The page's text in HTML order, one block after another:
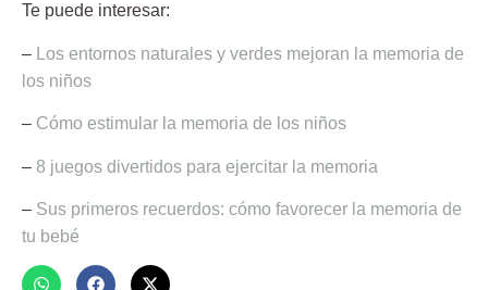
Te puede interesar:
–
Los entornos naturales y verdes mejoran la memoria de
los niños
– Cómo estimular la memoria de los niños
– 8 juegos divertidos para ejercitar la memoria
– Sus primeros recuerdos: cómo favorecer la memoria de
tu bebé